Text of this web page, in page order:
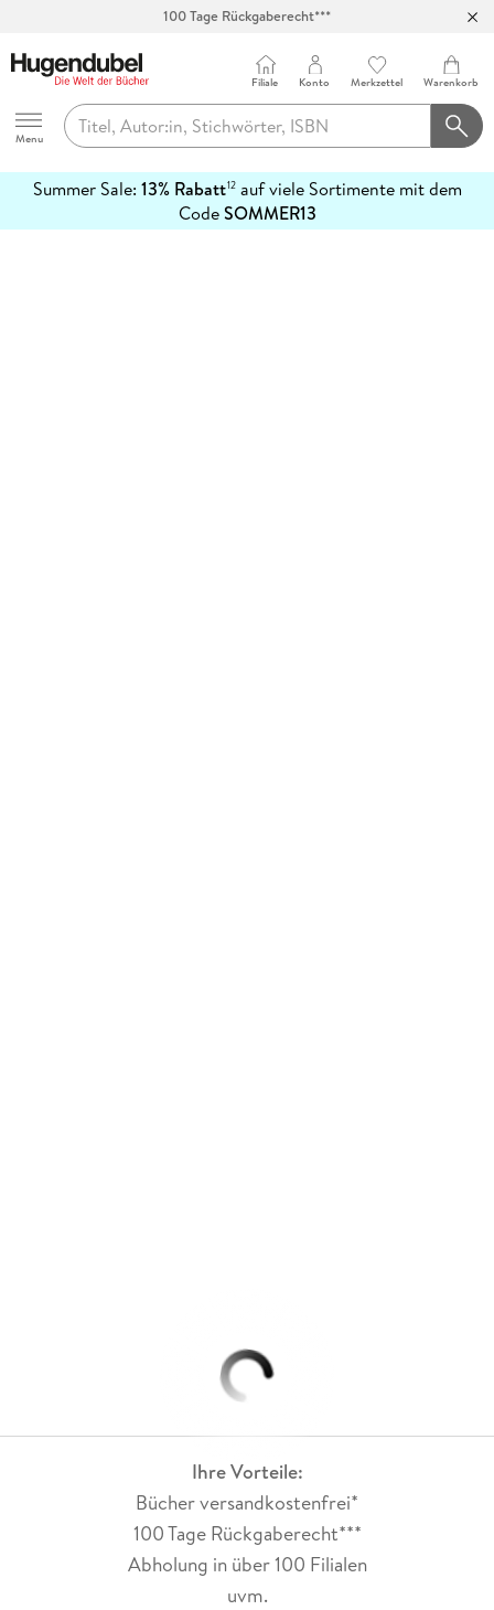
100 Tage Rückgaberecht***
Hugendubel
Menu
Filiale Konto Merkzettel Warenkorb
Summer Sale: 13% Rabatt12auf viele Sortimente mit dem
CodeSOMMER13
erfahren
Ihre Vorteile:
Bücher versandkostenfrei*
100 Tage Rückgaberecht***
Abholung in über 100 Filialen
uvm.